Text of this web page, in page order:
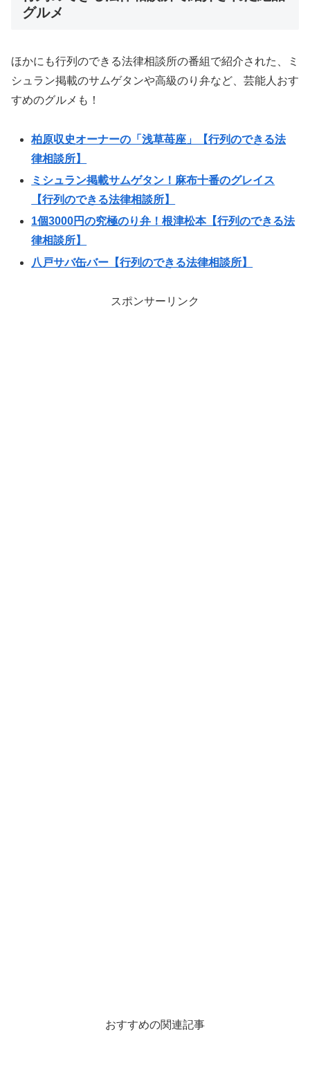
グルメ
ほかにも行列のできる法律相談所の番組で紹介された、ミ
シュラン掲載のサムゲタンや高級のり弁など、芸能人おす
すめのグルメも！
柏原収史オーナーの「浅草苺座」【行列のできる法
律相談所】
ミシュラン掲載サムゲタン！麻布十番のグレイス
【行列のできる法律相談所】
1個3000円の究極のり弁！根津松本【行列のできる法
律相談所】
八戸サバ缶バー【行列のできる法律相談所】
スポンサーリンク
おすすめの関連記事